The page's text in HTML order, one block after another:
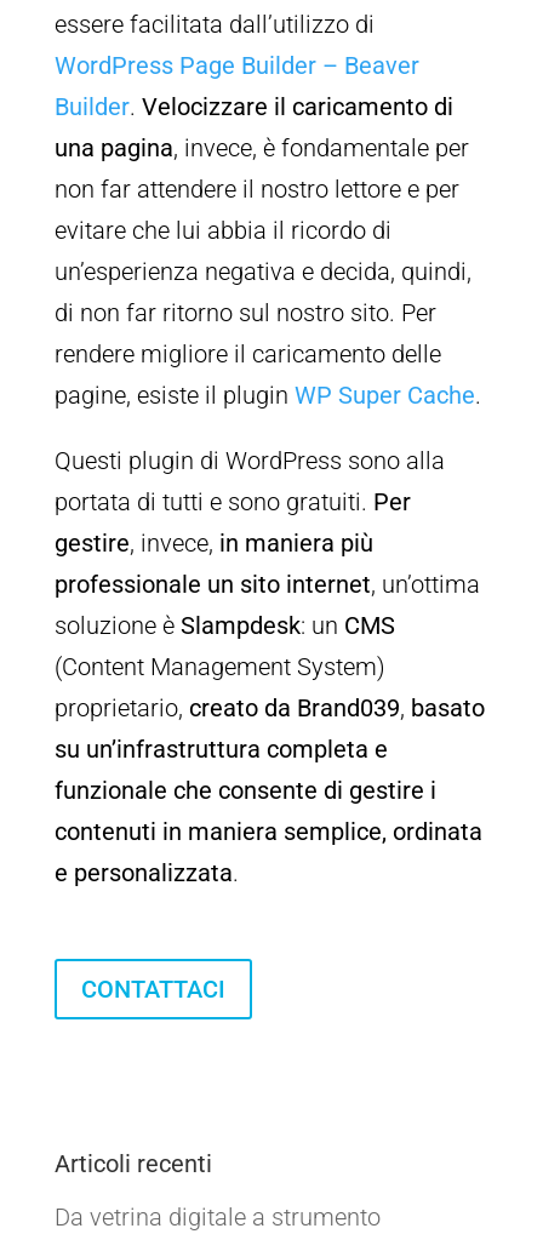
essere facilitata dall’utilizzo di
WordPress Page Builder – Beaver
Builder. Velocizzare il caricamento di
una pagina, invece, è fondamentale per
non far attendere il nostro lettore e per
evitare che lui abbia il ricordo di
un’esperienza negativa e decida, quindi,
di non far ritorno sul nostro sito. Per
rendere migliore il caricamento delle
pagine, esiste il plugin WP Super Cache.
Questi plugin di WordPress sono alla
portata di tutti e sono gratuiti. Per
gestire, invece, in maniera più
professionale un sito internet, un’ottima
soluzione è Slampdesk: un CMS
(Content Management System)
proprietario, creato da Brand039, basato
su un’infrastruttura completa e
funzionale che consente di gestire i
contenuti in maniera semplice, ordinata
e personalizzata.
CONTATTACI
Articoli recenti
Da vetrina digitale a strumento